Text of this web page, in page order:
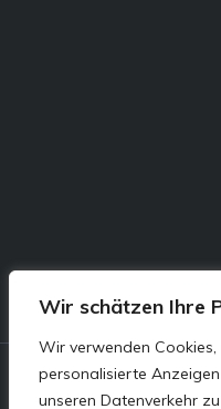
Wir schätzen Ihre
Wir verwenden Cookies,
personalisierte
unseren Datenverkehr
© E&S Motors